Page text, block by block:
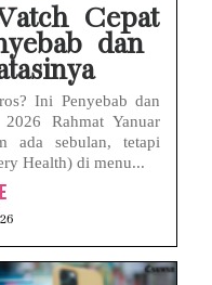
Cepat
dan
Ini Penyebab dan
Rahmat Yanuar
ada sebulan, tetapi
Health) di menu...